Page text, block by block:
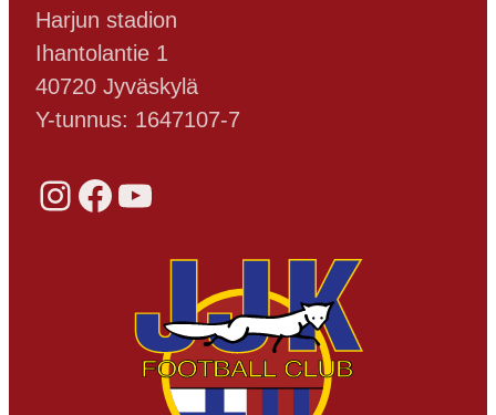
Harjun stadion
Ihantolantie 1
40720 Jyväskylä
Y-tunnus: 1647107-7
Instagram Facebook YouTube